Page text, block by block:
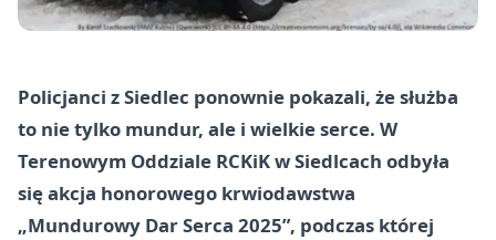
Policjanci z Siedlec ponownie pokazali, że służba
to nie tylko mundur, ale i wielkie serce. W
Terenowym Oddziale RCKiK w Siedlcach odbyła
się akcja honorowego krwiodawstwa
„Mundurowy Dar Serca 2025”, podczas której